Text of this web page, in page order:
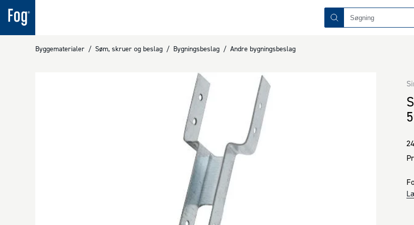
Byggematerialer / Søm, skruer og beslag / Bygningsbeslag / Andre bygningsbeslag
·